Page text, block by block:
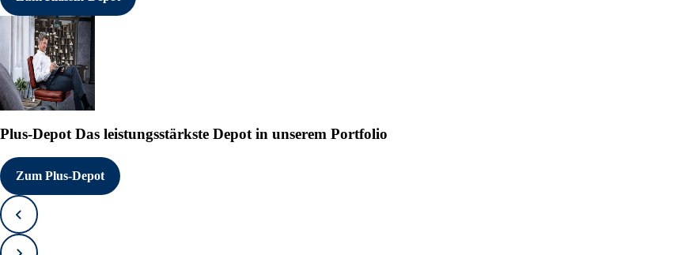
Plus-Depot Das leistungsstärkste Depot in unserem Portfolio
Zum Plus-Depot
Zurück